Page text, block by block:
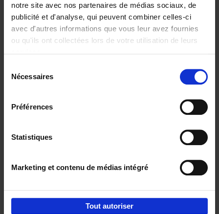
notre site avec nos partenaires de médias sociaux, de
publicité et d'analyse, qui peuvent combiner celles-ci
avec d'autres informations que vous leur avez fournies
ou qu'ils ont collectées lors de votre utilisation de leurs
Nécessaires
Préférences
Statistiques
Marketing et contenu de médias intégré
Tout autoriser
€29,99
Digital marketing like a PRO -
completely revised edition (EN)